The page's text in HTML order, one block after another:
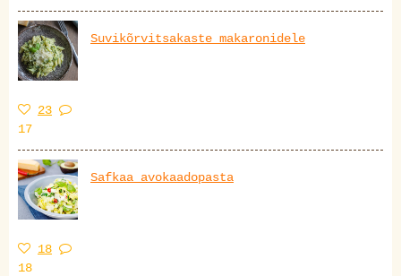
Suvikõrvitsakaste makaronidele
23
17
Safkaa avokaadopasta
18
18